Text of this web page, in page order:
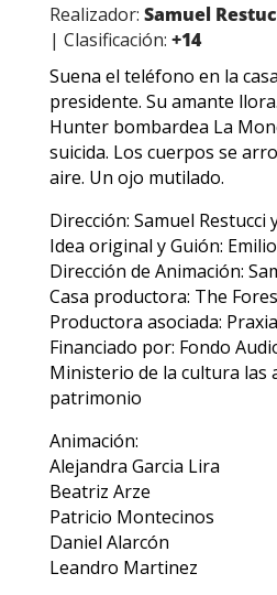
Realizador: Samuel
| Clasificación: +14
Suena el teléfono en la
presidente. Su amante
Hunter bombardea La
suicida. Los cuerpos se
aire. Un ojo mutilado.
Dirección: Samuel Restucci
Idea original y Guión:
Dirección de Animación:
Casa productora: The
Productora asociada:
Financiado por: Fondo
Ministerio de la cultura las
patrimonio
Animación:
Alejandra Garcia Lira
Beatriz Arze
Patricio Montecinos
Daniel Alarcón
Leandro Martinez